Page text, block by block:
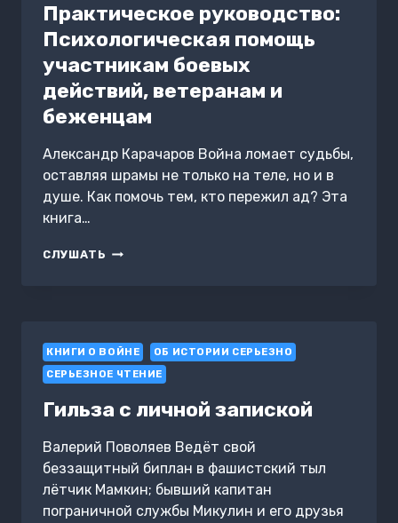
Практическое руководство:
Психологическая помощь
участникам боевых
действий, ветеранам и
беженцам
Александр Карачаров Война ломает судьбы,
оставляя шрамы не только на теле, но и в
душе. Как помочь тем, кто пережил ад? Эта
книга…
СЛУШАТЬ ПРАКТИЧЕСКОЕ
ДЕЙСТВИЙ,
ВЕТЕРАНАМ
И
БЕЖЕНЦАМ
КНИГИ О ВОЙНЕ
ОБ ИСТОРИИ СЕРЬЕЗНО
СЕРЬЕЗНОЕ ЧТЕНИЕ
Гильза с личной запиской
Валерий Поволяев Ведёт свой
беззащитный биплан в фашистский тыл
лётчик Мамкин; бывший капитан
пограничной службы Микулин и его друзья